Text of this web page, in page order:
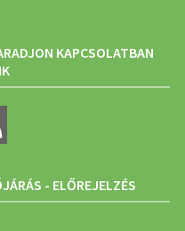
KAPCSOLATBAN
- ELŐREJELZÉS